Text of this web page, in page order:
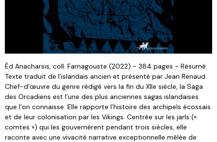
Éd Anacharsis, coll. Famagouste (2022) - 384 pages - Résumé:
Texte traduit de l’islandais ancien et présenté par Jean Renaud.
Chef-d’œuvre du genre rédigé vers la fin du XIIe siècle, la Saga
des Orcadiens est l’une des plus anciennes sagas islandaises
que l’on connaisse. Elle rapporte l’histoire des archipels écossais
et de leur colonisation par les Vikings. Centrée sur les jarls («
comtes ») qui les gouvernèrent pendant trois siècles, elle
raconte avec une vivacité narrative exceptionnelle mêlée de